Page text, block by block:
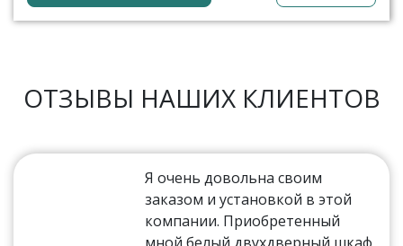
ОТЗЫВЫ НАШИХ КЛИЕНТОВ
Я очень довольна своим
заказом и установкой в этой
компании. Приобретенный